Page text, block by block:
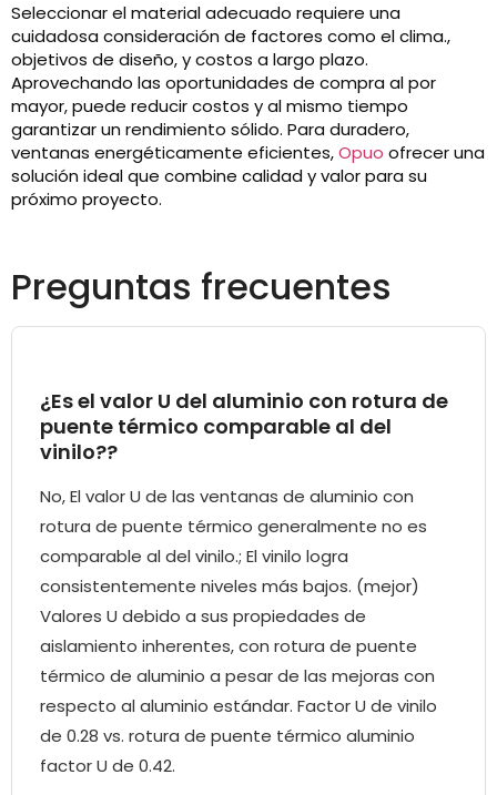
Seleccionar el material adecuado requiere una
cuidadosa consideración de factores como el clima.,
objetivos de diseño, y costos a largo plazo.
Aprovechando las oportunidades de compra al por
mayor, puede reducir costos y al mismo tiempo
garantizar un rendimiento sólido. Para duradero,
ventanas energéticamente eficientes,Opuo ofrecer una
solución ideal que combine calidad y valor para su
próximo proyecto.
Preguntas frecuentes
¿Es el valor U del aluminio con rotura de
puente térmico comparable al del
vinilo??
No, El valor U de las ventanas de aluminio con
rotura de puente térmico generalmente no es
comparable al del vinilo.; El vinilo logra
consistentemente niveles más bajos. (mejor)
Valores U debido a sus propiedades de
aislamiento inherentes, con rotura de puente
térmico de aluminio a pesar de las mejoras con
respecto al aluminio estándar. Factor U de vinilo
de 0.28 vs. rotura de puente térmico aluminio
factor U de 0.42.